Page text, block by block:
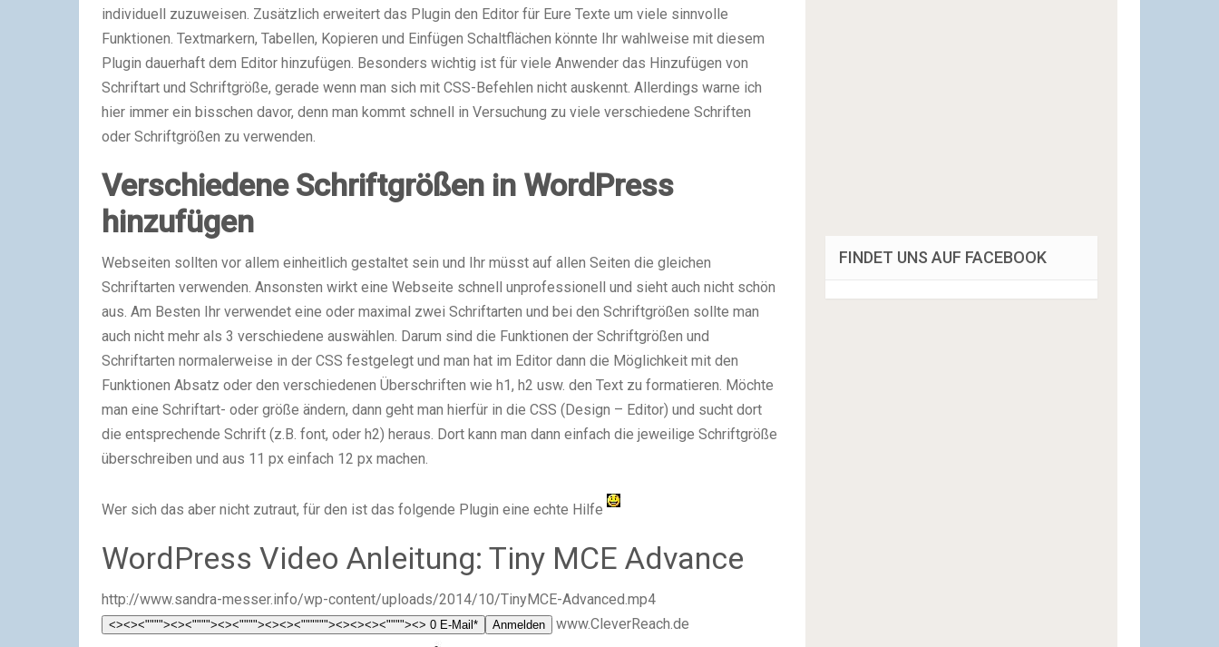
individuell zuzuweisen. Zusätzlich erweitert das Plugin den Editor für Eure Texte um viele sinnvolle
Funktionen. Textmarkern, Tabellen, Kopieren und Einfügen Schaltflächen könnte Ihr wahlweise mit diesem
Plugin dauerhaft dem Editor hinzufügen. Besonders wichtig ist für viele Anwender das Hinzufügen von
Schriftart und Schriftgröße, gerade wenn man sich mit CSS-Befehlen nicht auskennt. Allerdings warne ich
hier immer ein bisschen davor, denn man kommt schnell in Versuchung zu viele verschiedene Schriften
oder Schriftgrößen zu verwenden.
Verschiedene Schriftgrößen in WordPress
hinzufügen
Webseiten sollten vor allem einheitlich gestaltet sein und Ihr müsst auf allen Seiten die gleichen
Schriftarten verwenden. Ansonsten wirkt eine Webseite schnell unprofessionell und sieht auch nicht schön
aus. Am Besten Ihr verwendet eine oder maximal zwei Schriftarten und bei den Schriftgrößen sollte man
auch nicht mehr als 3 verschiedene auswählen. Darum sind die Funktionen der Schriftgrößen und
Schriftarten normalerweise in der CSS festgelegt und man hat im Editor dann die Möglichkeit mit den
Funktionen Absatz oder den verschiedenen Überschriften wie h1, h2 usw. den Text zu formatieren. Möchte
man eine Schriftart- oder größe ändern, dann geht man hierfür in die CSS (Design – Editor) und sucht dort
die entsprechende Schrift (z.B. font, oder h2) heraus. Dort kann man dann einfach die jeweilige Schriftgröße
überschreiben und aus 11 px einfach 12 px machen.
Wer sich das aber nicht zutraut, für den ist das folgende Plugin eine echte Hilfe
WordPress Video Anleitung: Tiny MCE Advance
http://www.sandra-messer.info/wp-content/uploads/2014/10/TinyMCE-Advanced.mp4
<><><""""><><""""><><""""><><><""""""><><><><""""><> 0 E-Mail* Anmelden www.CleverReach.de
FINDET UNS AUF FACEBOOK